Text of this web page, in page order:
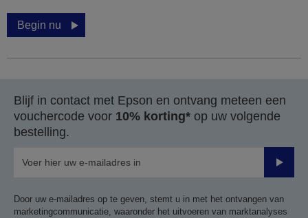
Begin nu
Blijf in contact met Epson en ontvang meteen een
vouchercode voor 10% korting* op uw volgende
bestelling.
Door uw e-mailadres op te geven, stemt u in met het ontvangen van
marketingcommunicatie, waaronder het uitvoeren van marktanalyses